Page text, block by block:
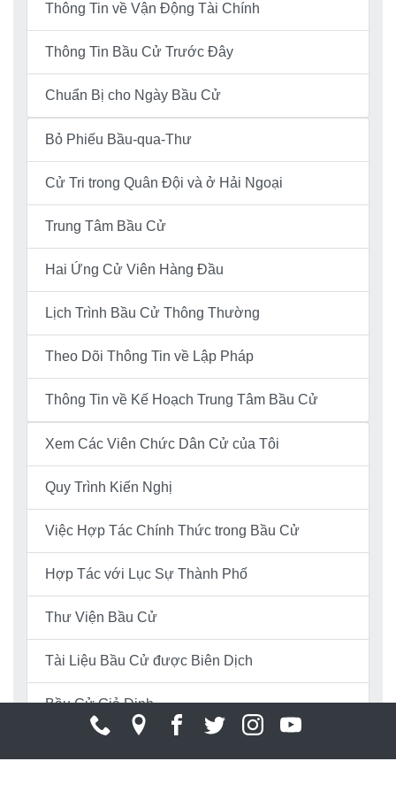
Thông Tin về Vận Động Tài Chính
Thông Tin Bầu Cử Trước Đây
Chuẩn Bị cho Ngày Bầu Cử
Bỏ Phiếu Bầu-qua-Thư
Cử Tri trong Quân Đội và ở Hải Ngoại
Trung Tâm Bầu Cử
Hai Ứng Cử Viên Hàng Đầu
Lịch Trình Bầu Cử Thông Thường
Theo Dõi Thông Tin về Lập Pháp
Thông Tin về Kế Hoạch Trung Tâm Bầu Cử
Xem Các Viên Chức Dân Cử của Tôi
Quy Trình Kiến Nghị
Việc Hợp Tác Chính Thức trong Bầu Cử
Hợp Tác với Lục Sự Thành Phố
Thư Viện Bầu Cử
Tài Liệu Bầu Cử được Biên Dịch
Bầu Cử Giả Định